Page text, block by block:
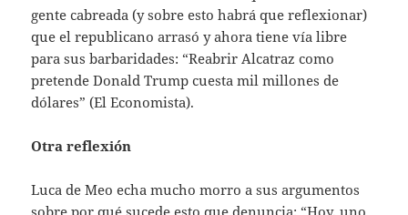
gente cabreada (y sobre esto habrá que reflexionar)
que el republicano arrasó y ahora tiene vía libre
para sus barbaridades: “Reabrir Alcatraz como
pretende Donald Trump cuesta mil millones de
dólares” (El Economista).
Otra reflexión
Luca de Meo echa mucho morro a sus argumentos